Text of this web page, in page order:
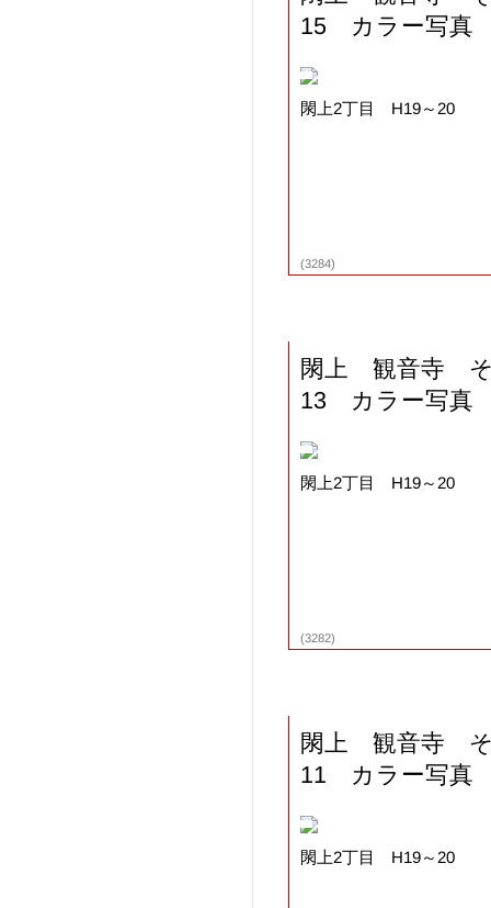
15 カラー写真
閖上2丁目 H19～20
(3284)
閖上 観音寺
13 カラー写真
閖上2丁目 H19～20
(3282)
閖上 観音寺
11 カラー写真
閖上2丁目 H19～20